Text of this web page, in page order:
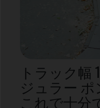
トラック幅
ジュラー
これで十分